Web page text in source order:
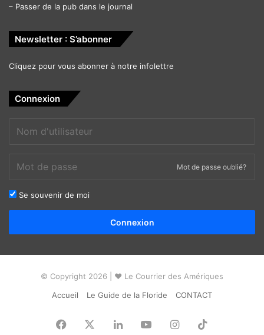
– Passer de la pub dans le journal
Newsletter : S’abonner
Cliquez pour vous abonner à notre infolettre
Connexion
Mot de passe oublié?
Se souvenir de moi
Connexion
© Copyright 2026 | ❤ Le Courrier des Amériques
Accueil
Le Guide de la Floride CONTACT
Facebook LinkedinYouTubeInstagram